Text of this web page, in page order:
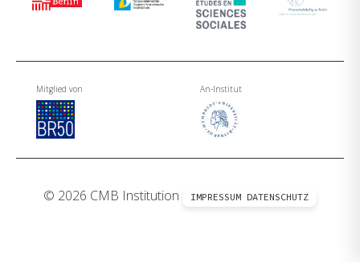
Mitglied von An-Institut
© 2026 CMB Institution IMPRESSUM DATENSCHUTZ